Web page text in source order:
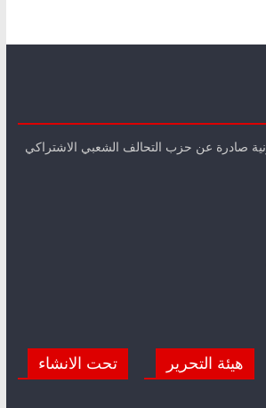
صادرة عن حزب التحالف الشعبي الاشتراكي
هيئة التحرير تحت الانشاء